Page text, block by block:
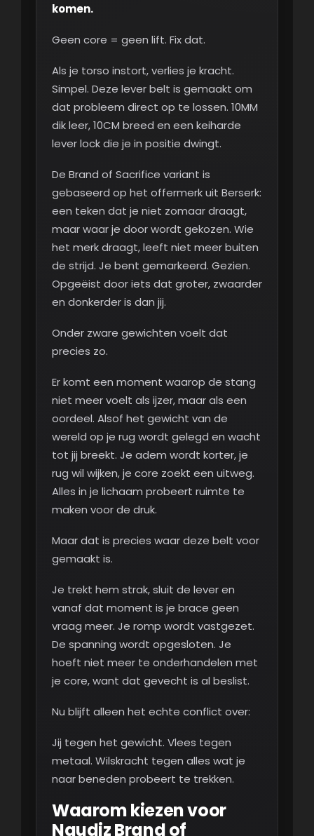
komen.
Geen core = geen lift. Fix dat.
Als je torso instort, verlies je kracht.
Simpel. Deze lever belt is gemaakt om
dat probleem direct op te lossen. 10MM
dik leer, 10CM breed en een keiharde
lever lock die je in positie dwingt.
De Brand of Sacrifice variant is
gebaseerd op het offermerk uit Berserk:
een teken dat je niet zomaar draagt,
maar waar je door wordt gekozen. Wie
het merk draagt, leeft niet meer buiten
de strijd. Je bent gemarkeerd. Gezien.
Opgeëist door iets dat groter, zwaarder
en donkerder is dan jij.
Onder zware gewichten voelt dat
precies zo.
Er komt een moment waarop de stang
niet meer voelt als ijzer, maar als een
oordeel. Alsof het gewicht van de
wereld op je rug wordt gelegd en wacht
tot jij breekt. Je adem wordt korter, je
rug wil wijken, je core zoekt een uitweg.
Alles in je lichaam probeert ruimte te
maken voor de druk.
Maar dat is precies waar deze belt voor
gemaakt is.
Je trekt hem strak, sluit de lever en
vanaf dat moment is je brace geen
vraag meer. Je romp wordt vastgezet.
De spanning wordt opgesloten. Je
hoeft niet meer te onderhandelen met
je core, want dat gevecht is al beslist.
Nu blijft alleen het echte conflict over:
Jij tegen het gewicht. Vlees tegen
metaal. Wilskracht tegen alles wat je
naar beneden probeert te trekken.
Waarom kiezen voor
Naudiz Brand of